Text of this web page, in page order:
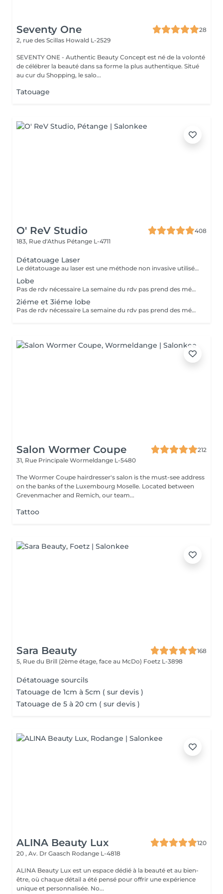
Seventy One
28
2, rue des Scillas Howald L-2529
SEVENTY ONE - Authentic Beauty Concept est né de la volonté
de célébrer la beauté dans sa forme la plus authentique. Situé
au cur du Shopping, le salo...
Tatouage
O' ReV Studio
408
183, Rue d'Athus Pétange L-4711
Détatouage Laser
Le détatouage au laser est une méthode non invasive utilisée pour enlever un tatouage de la peau en utilisant un laser. Ce processus est très populaire, car il permet de supprimer les tatouages de manière efficace tout en minimisant les risques de cicatrices. Le principe repose sur l'utilisation d e faisceaux lumineux qui fragmentent les pigments du tatouage.
Lobe
Pas de rdv nécessaire La semaine du rdv pas prend des médicaments, des anti-inflamatoires, des antibiotiques et de cortisone.
2iéme et 3iéme lobe
Pas de rdv nécessaire La semaine du rdv pas prend des médicaments, des anti-inflamatoires, des antibiotiques et de cortisone.
Salon Wormer Coupe
212
31, Rue Principale Wormeldange L-5480
The Wormer Coupe hairdresser's salon is the must-see address
on the banks of the Luxembourg Moselle. Located between
Grevenmacher and Remich, our team...
Tattoo
Sara Beauty
168
5, Rue du Brill (2ème étage, face au McDo) Foetz L-3898
Détatouage sourcils
Tatouage de 1cm à 5cm ( sur devis )
Tatouage de 5 à 20 cm ( sur devis )
ALINA Beauty Lux
120
20 , Av. Dr Gaasch Rodange L-4818
ALINA Beauty Lux est un espace dédié à la beauté et au bien-
être, où chaque détail a été pensé pour offrir une expérience
unique et personnalisée. No...